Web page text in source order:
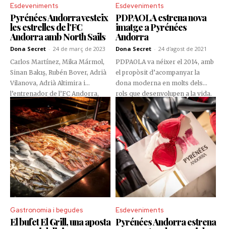
Esdeveniments
Pyrénées Andorra vesteix
les estrelles de l’FC
Andorra amb North Sails
Dona Secret - 24 de març de 2023
Carlos Martínez, Mika Mármol,
Sinan Bakış, Rubén Bover, Adrià
Vilanova, Adrià Altimira i
l’entrenador de l’FC Andorra,
Eder Sarabia, van visitar els
Grans Magatzems Pyrénées
Andorra per a estrenar-se com a
models de la nova col·lecció de
North Sails.
Esdeveniments
PDPAOLA estrena nova
imatge a Pyrénées
Andorra
Dona Secret - 24 d'agost de 2021
PDPAOLA va néixer el 2014, amb
el propòsit d’acompanyar la
dona moderna en molts dels
rols que desenvolupen a la vida.
La marca andorrana va
presentar un espai renovat,
pensat per sorprendre la
distingida clientela de Pyrénées
Andorra.
Gastronomia i begudes
El bufet El Grill, una aposta
Esdeveniments
Pyrénées Andorra estrena